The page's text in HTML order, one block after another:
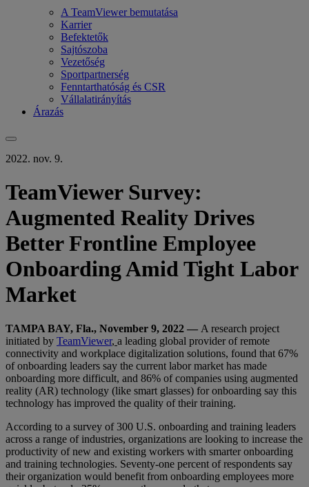
A TeamViewer bemutatása
Karrier
Befektetők
Sajtószoba
Vezetőség
Sportpartnerség
Fenntarthatóság és CSR
Vállalatirányítás
Árazás
2022. nov. 9.
TeamViewer Survey:
Augmented Reality Drives
Better Frontline Employee
Onboarding Amid Tight Labor
Market
TAMPA BAY, Fla., November 9, 2022 — A research project
initiated by TeamViewer, a leading global provider of remote
connectivity and workplace digitalization solutions, found that 67%
of onboarding leaders say the current labor market has made
onboarding more difficult, and 86% of companies using augmented
reality (AR) technology (like smart glasses) for onboarding say this
technology has improved the quality of their training.
According to a survey of 300 U.S. onboarding and training leaders
across a range of industries, organizations are looking to increase the
productivity of new and existing workers with smarter onboarding
and training technologies. Seventy-one percent of respondents say
their organization would benefit from onboarding employees more